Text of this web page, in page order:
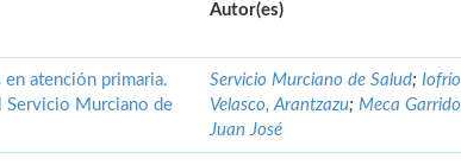
Autor(es)
atención primaria.
Servicio Murciano de
Servicio Murciano de Salud;
Velasco, Arantzazu;Meca
Juan José